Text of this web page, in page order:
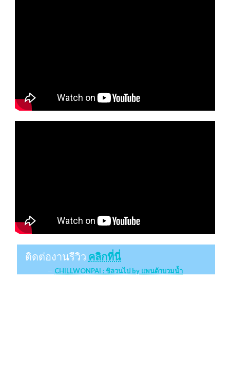
ติดต่องานรีวิว คลิกที่นี่
CHILLWONPAI : ชิลวนไป by แพนด้าบวมน้ำ